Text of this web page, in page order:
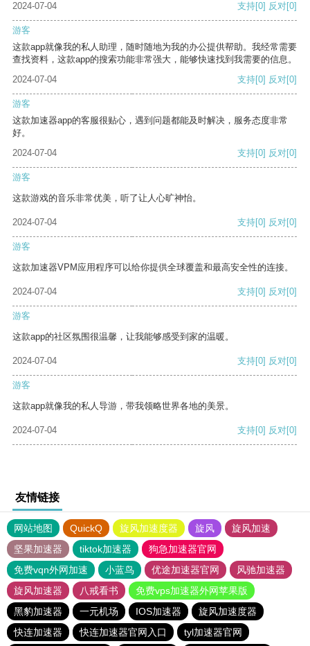
2024-07-04
支持[0] 反对[0]
游客
这款app就像我的私人助理，随时随地为我的办公提供帮助。我经常需要
查找资料，这款app的搜索功能非常强大，能够快速找到我需要的信息。
2024-07-04
支持[0] 反对[0]
游客
这款加速器app的客服很贴心，遇到问题都能及时解决，服务态度非常
好。
2024-07-04
支持[0] 反对[0]
游客
这款游戏的音乐非常优美，听了让人心旷神怡。
2024-07-04 支持[0] 反对[0]
游客
这款加速器VPM应用程序可以给你提供全球覆盖和最高安全性的连接。
2024-07-04 支持[0] 反对[0]
游客
这款app的社区氛围很温馨，让我能够感受到家的温暖。
2024-07-04 支持[0] 反对[0]
游客
这款app就像我的私人导游，带我领略世界各地的美景。
2024-07-04 支持[0] 反对[0]
友情链接
网站地图 QuickQ 旋风加速度器 旋风
旋风加速
坚果加速器
tiktok加速器
狗急加速器官网
免费vqn外网加速
小蓝鸟 优途加速器官网
风驰加速器
旋风加速器
八戒看书
免费vps加速器外网苹果版
黑豹加速器
一元机场 IOS加速器
旋风加速度器
快连加速器
快连加速器官网入口 tyl加速器官网